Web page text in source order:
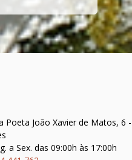
Poeta João Xavier de Matos, 6
a Sex. das 09:00h às 17:00h